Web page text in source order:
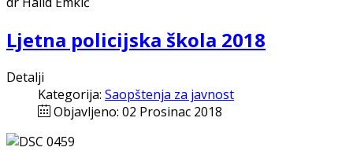
Ljetna policijska škola 2018
Detalji
Kategorija: Saopštenja za javnost
Objavljeno: 02 Prosinac 2018